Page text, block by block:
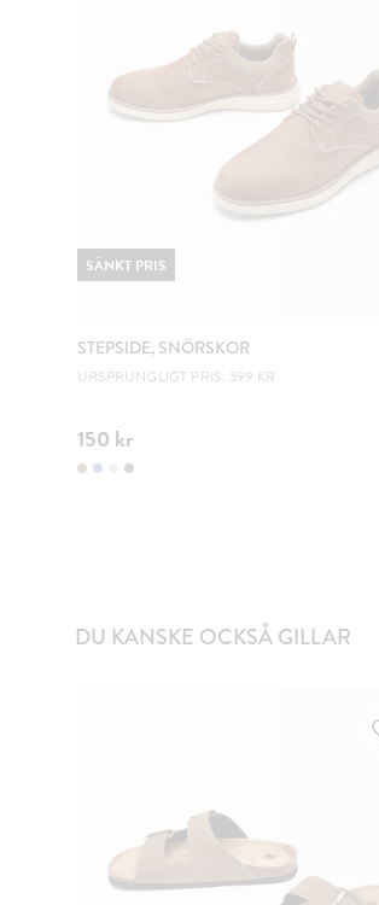
STEPSIDE, SNÖRSKOR
URSPRUNGLIGT PRIS: 399 KR
150 kr
SÄNKT PRIS
DU KANSKE OCKSÅ GILLAR